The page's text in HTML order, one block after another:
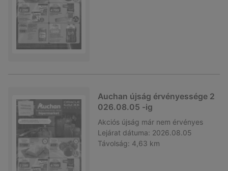
Auchan újság érvényessége 2
026.08.05 -ig
Akciós újság már nem érvényes
Lejárat dátuma: 2026.08.05
Távolság: 4,63 km